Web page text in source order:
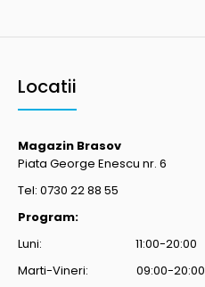
Locatii
Magazin Brasov
Piata George Enescu nr. 6
Tel: 0730 22 88 55
Program:
Luni: 11:00-20:00
Marti-Vineri: 09:00-20:00